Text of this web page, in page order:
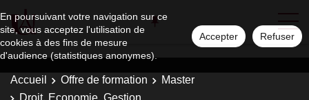
En poursuivant votre navigation sur ce
site, vous acceptez l'utilisation de
cookies à des fins de mesure
d'audience (statistiques anonymes).
Accepter Refuser
Accueil Offre de formation
Master
Droit, Economie, Gestion